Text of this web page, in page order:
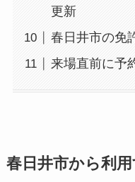
更新
春日井市の免
来場直前に予
春日井市から利